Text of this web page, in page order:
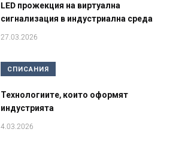
LED прожекция на виртуална
сигнализация в индустриална среда
27.03.2026
СПИСАНИЯ
Технологиите, които оформят
индустрията
4.03.2026